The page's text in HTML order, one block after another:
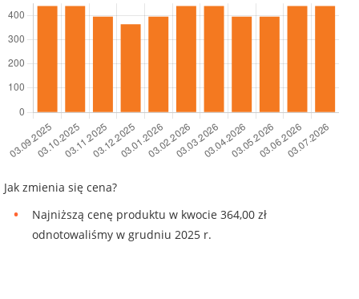
Jak zmienia się cena?
Najniższą cenę produktu w kwocie 364,00 zł
odnotowaliśmy w grudniu 2025 r.